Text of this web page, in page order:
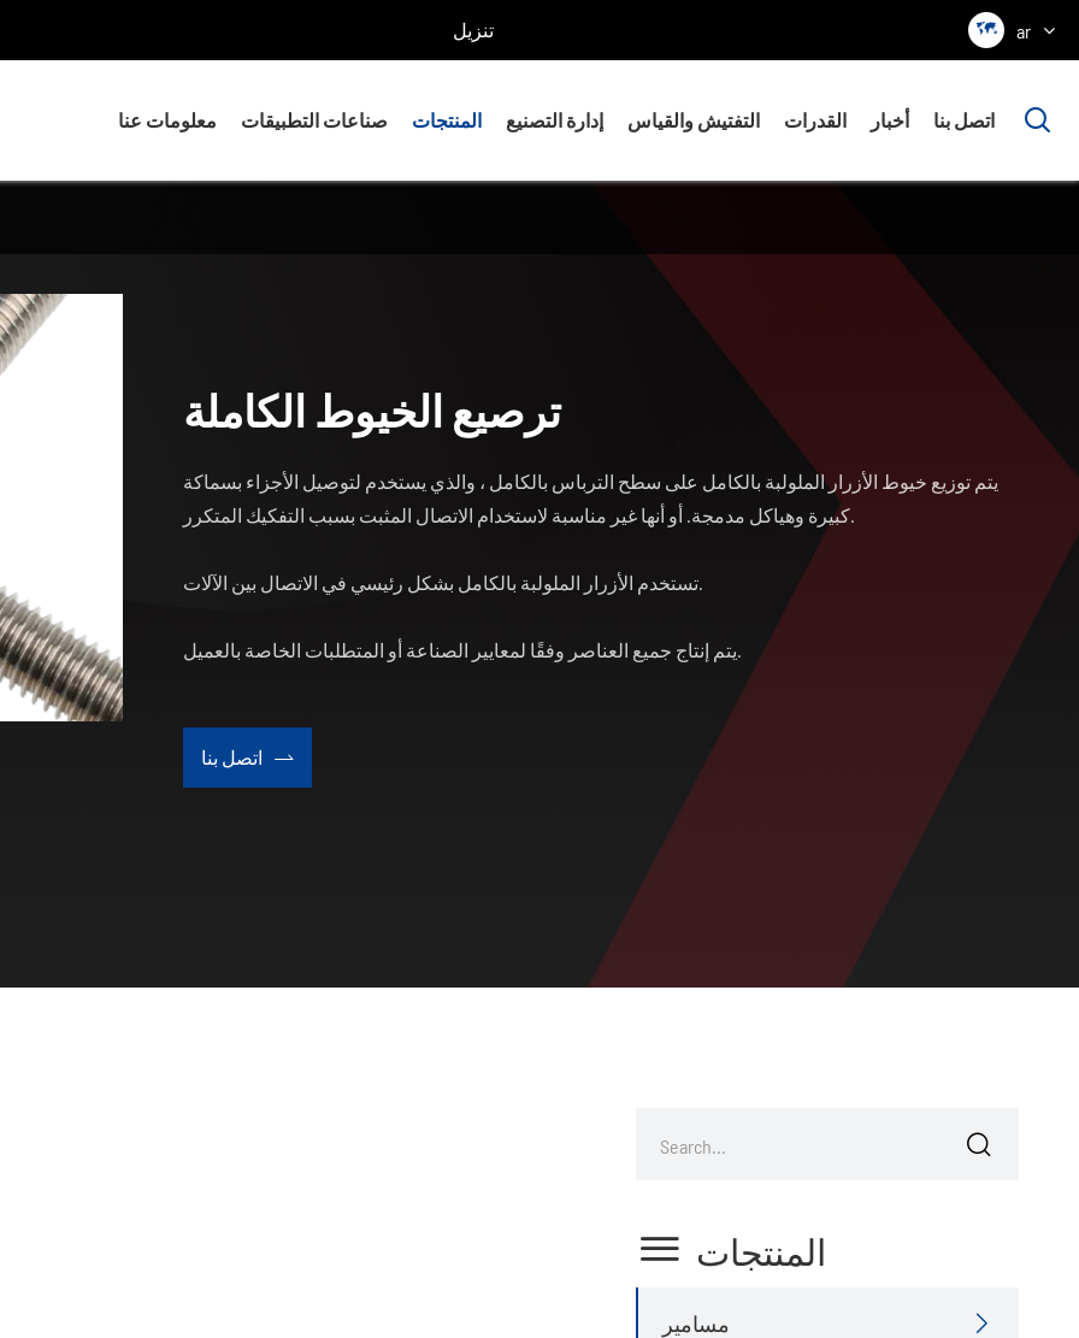
تنزيل  ar
معلومات عنا صناعات التطبيقات المنتجات إدارة التصنيع التفتيش والقياس القدرات أخبار اتصل بنا 
ترصيع الخيوط الكاملة
يتم توزيع خيوط الأزرار الملولبة بالكامل على سطح الترباس بالكامل ، والذي يستخدم لتوصيل الأجزاء بسماكة
كبيرة وهياكل مدمجة. أو أنها غير مناسبة لاستخدام الاتصال المثبت بسبب التفكيك المتكرر.
تستخدم الأزرار الملولبة بالكامل بشكل رئيسي في الاتصال بين الآلات.
يتم إنتاج جميع العناصر وفقًا لمعايير الصناعة أو المتطلبات الخاصة بالعميل.
اتصل بنا 

 المنتجات
مسامير 